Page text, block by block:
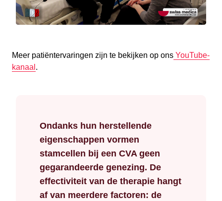
Meer patiëntervaringen zijn te bekijken op ons YouTube-
kanaal .
Ondanks hun herstellende
eigenschappen vormen
stamcellen bij een CVA geen
gegarandeerde genezing. De
effectiviteit van de therapie hangt
af van meerdere factoren: de